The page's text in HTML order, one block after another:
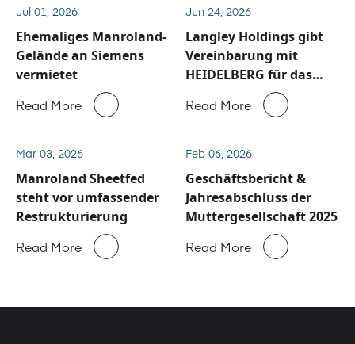
Jul 01, 2026
Ehemaliges Manroland-
Gelände an Siemens
vermietet
Read More
Jun 24, 2026
Langley Holdings gibt
Vereinbarung mit
HEIDELBERG für das
Ersatzteilgeschäft von
bekannt
Read More
Mar 03, 2026
Manroland Sheetfed
steht vor umfassender
Restrukturierung
Read More
Feb 06, 2026
Geschäftsbericht &
Jahresabschluss der
Muttergesellschaft 2025
Read More